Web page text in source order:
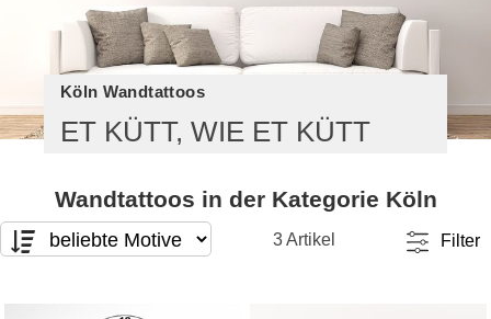
Köln Wandtattoos
ET KÜTT, WIE ET KÜTT
Wandtattoos in der Kategorie Köln
3 Artikel Filter